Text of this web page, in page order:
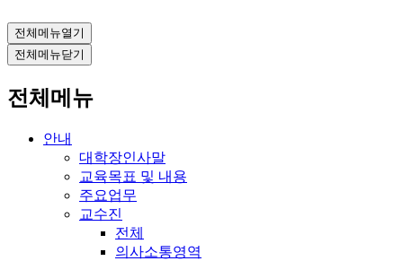
전체메뉴열기
전체메뉴닫기
전체메뉴
안내
대학장인사말
교육목표 및 내용
주요업무
교수진
전체
의사소통영역